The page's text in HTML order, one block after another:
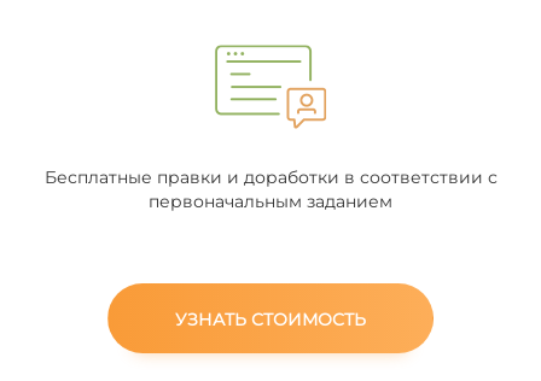
Бесплатные правки и доработки в соответствии с
первоначальным заданием
УЗНАТЬ СТОИМОСТЬ